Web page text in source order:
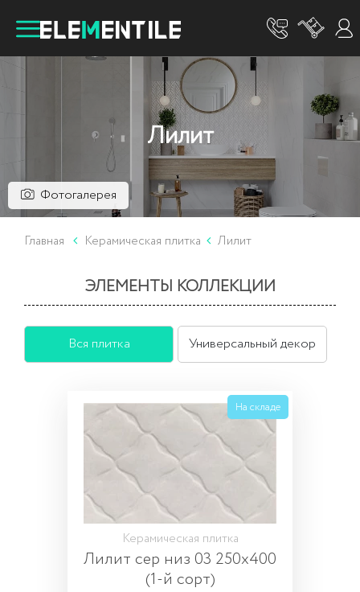
Лилит
Фотогалерея
Главная Керамическая плитка Лилит
ЭЛЕМЕНТЫ КОЛЛЕКЦИИ
Вся плитка Универсальный декор
На складе
Керамическая плитка
Лилит сер низ 03 250х400
(1-й сорт)